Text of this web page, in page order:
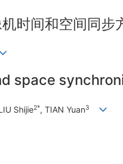
时间和空间同步
space
Shijie2*, TIAN Yuan3